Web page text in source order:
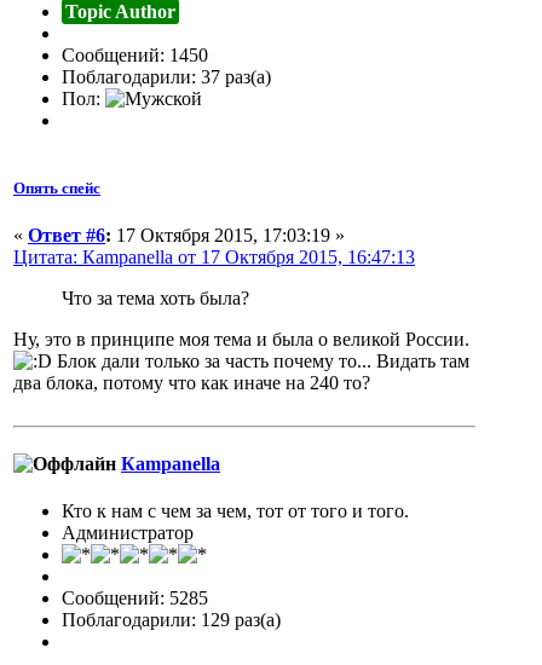
Topic Author
Сообщений: 1450
Поблагодарили: 37 раз(а)
Пол:
Опять спейс
« Ответ #6: 17 Октября 2015, 17:03:19 »
Цитата: Кampanella от 17 Октября 2015, 16:47:13
Что за тема хоть была?
Ну, это в принципе моя тема и была о великой России.
Блок дали только за часть почему то... Видать там
два блока, потому что как иначе на 240 то?
Кampanella
Кто к нам с чем за чем, тот от того и того.
Администратор
Сообщений: 5285
Поблагодарили: 129 раз(а)